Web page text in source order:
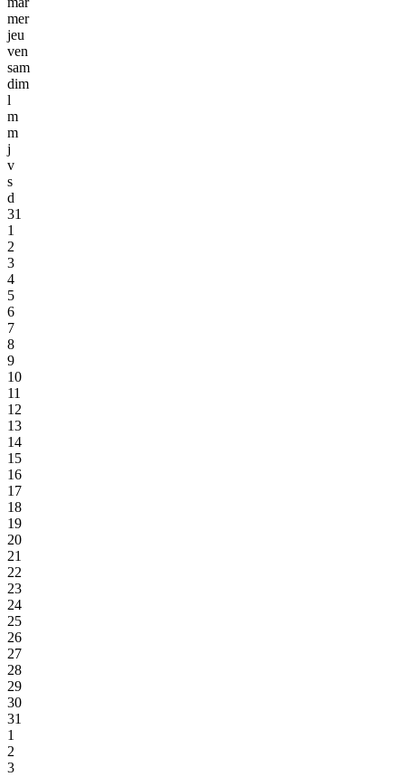
mer
jeu
ven
sam
dim
l
m
m
j
v
s
d
31
1
2
3
4
5
6
7
8
9
10
11
12
13
14
15
16
17
18
19
20
21
22
23
24
25
26
27
28
29
30
31
1
2
3